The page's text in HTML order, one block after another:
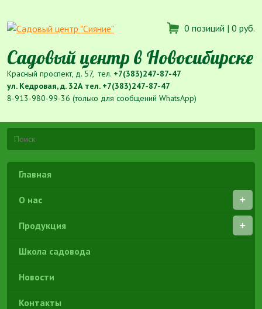
0 позиций | 0 руб.
Садовый центр в Новосибирске
Красный проспект, д. 57, тел. +7(383)247-87-47
ул. Кедровая, д. 32А тел. +7(383)247-87-47
8-913-980-99-36 (только для сообщений WhatsApp)
Главная
О нас
Продукция
Школа садовода
Новости
Контакты